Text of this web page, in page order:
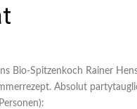
Bio-Spitzenkoch Rainer
Absolut